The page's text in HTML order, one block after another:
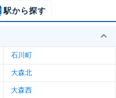
駅から探す
石川町
大森北
大森西